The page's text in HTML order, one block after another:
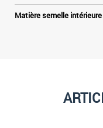
Matière semelle intérieure